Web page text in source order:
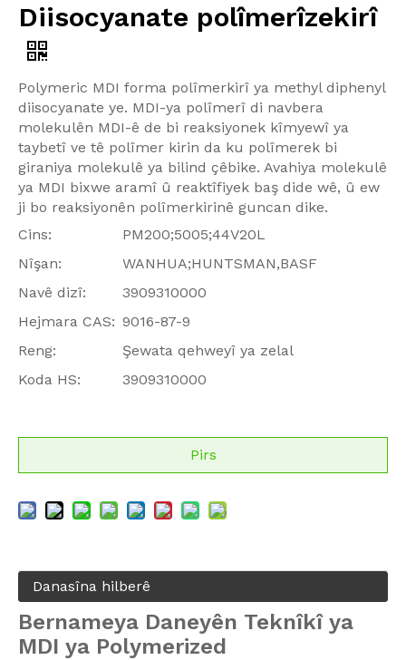
Diisocyanate polîmerîzekirî
Polymeric MDI forma polîmerkirî ya methyl diphenyl
diisocyanate ye. MDI-ya polîmerî di navbera
molekulên MDI-ê de bi reaksiyonek kîmyewî ya
taybetî ve tê polîmer kirin da ku polîmerek bi
giraniya molekulê ya bilind çêbike. Avahiya molekulê
ya MDI bixwe aramî û reaktîfiyek baş dide wê, û ew
ji bo reaksiyonên polîmerkirinê guncan dike.
Cins:
PM200;5005;44V20L
Nîşan:
WANHUA;HUNTSMAN,BASF
Navê dizî:
3909310000
Hejmara CAS: 9016-87-9
Reng:
Şewata qehweyî ya zelal
Koda HS:
3909310000
Pirs
Danasîna hilberê
Bernameya Daneyên Teknîkî ya
MDI ya Polymerized